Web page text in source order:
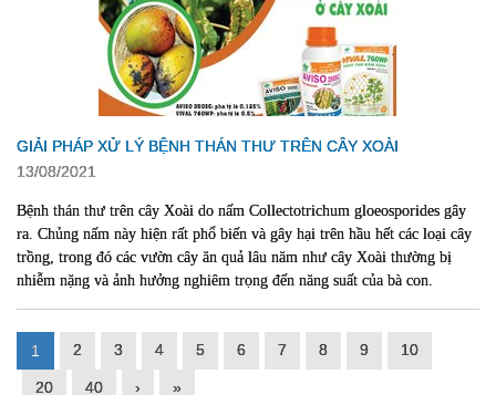
GIẢI PHÁP XỬ LÝ BỆNH THÁN THƯ TRÊN CÂY XOÀI
13/08/2021
Bệnh thán thư trên cây Xoài do nấm Collectotrichum gloeosporides gây
ra. Chủng nấm này hiện rất phổ biến và gây hại trên hầu hết các loại cây
trồng, trong đó các vườn cây ăn quả lâu năm như cây Xoài thường bị
nhiễm nặng và ảnh hưởng nghiêm trọng đến năng suất của bà con.
1 2 3 4 5 6 7 8 9 10
20 40 › »